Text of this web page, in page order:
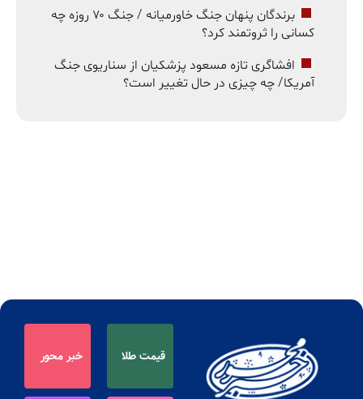
برندگان پنهان جنگ خاورمیانه / جنگ ۷۰ روزه چه
کسانی را ثروتمند کرد؟
افشاگری تازه مسعود پزشکیان از سناریوی جنگ
آمریکا/ چه چیزی در حال تغییر است؟
قیمت طلا خبر محور